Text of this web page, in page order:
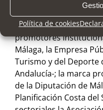
Política de cookies
H&T está organizado
y Congresos de
promotores
Málaga, la Empresa
Turismo y del Deporte
Andalucía-; la marca
de la Diputación de
Planificación Costa